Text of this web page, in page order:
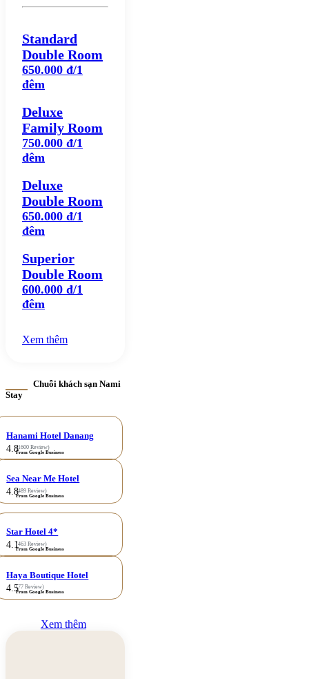
Standard
Double Room
650.000 đ/1
đêm
Deluxe
Family Room
750.000 đ/1
đêm
Deluxe
Double Room
650.000 đ/1
đêm
Superior
Double Room
600.000 đ/1
đêm
Xem thêm
Chuỗi khách sạn Nami
Stay
Hanami Hotel Danang
4.8(1600 Review)
From Google Business
Sea Near Me Hotel
4.8(489 Review)
From Google Business
Star Hotel 4*
4.1(463 Review)
From Google Business
Haya Boutique Hotel
4.5(77 Review)
From Google Business
Xem thêm